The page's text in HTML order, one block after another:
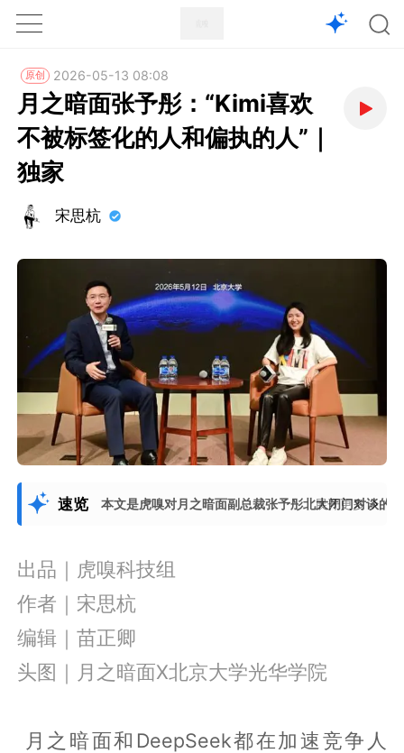
1X
原创 2026-05-13 08:08
月之暗面张予彤：“Kimi喜欢
不被标签化的人和偏执的人”｜
独家
宋思杭
速览 本文是虎嗅对月之暗面副总裁张予彤北大闭门对谈的
展开更多
出品｜虎嗅科技组
作者｜宋思杭
编辑｜苗正卿
头图｜月之暗面X北京大学光华学院
月之暗面和DeepSeek都在加速竞争人